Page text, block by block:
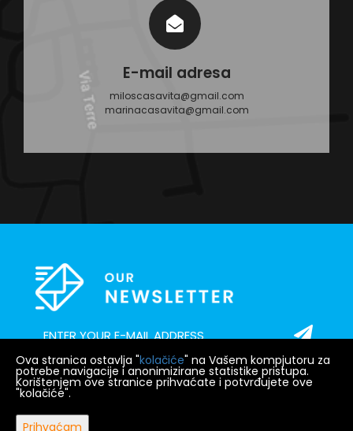
E-mail adresa
miloscasavita@gmail.com
marinacasavita@gmail.com
Ova stranica ostavlja "kolačiće" na Vašem kompjutoru za
potrebe navigacije i anonimizirane statistike pristupa.
Korištenjem ove stranice prihvaćate i potvrđujete ove
"kolačiće".
Prihvaćam